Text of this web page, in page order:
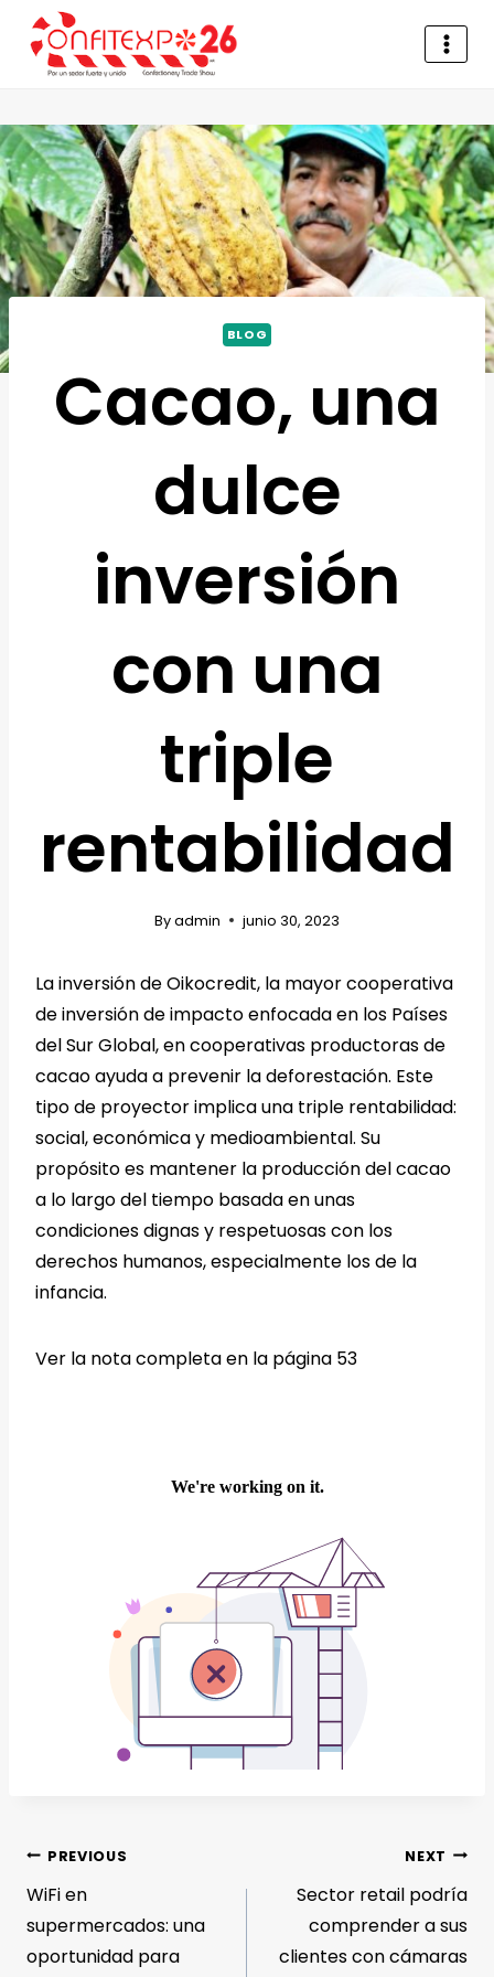
BLOG
Cacao, una
dulce
inversión
con una
triple
rentabilidad
Byadmin junio 30, 2023
La inversión de Oikocredit, la mayor cooperativa
de inversión de impacto enfocada en los Países
del Sur Global, en cooperativas productoras de
cacao ayuda a prevenir la deforestación. Este
tipo de proyector implica una triple rentabilidad:
social, económica y medioambiental. Su
propósito es mantener la producción del cacao
a lo largo del tiempo basada en unas
condiciones dignas y respetuosas con los
derechos humanos, especialmente los de la
infancia.
Ver la nota completa en la página 53
PREVIOUS
WiFi en
supermercados: una
oportunidad para
NEXT
Sector retail podría
comprender a sus
clientes con cámaras